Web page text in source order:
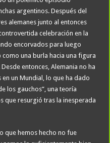
argentinos. Después del
alemanes junto al entonces
celebración en la
encorvados para luego
una burla hacia una figura
entonces, Alemania no ha
en un Mundial, lo que ha dado
los gauchos”, una teoría
que resurgió tras la inesperada
que hemos hecho no fue